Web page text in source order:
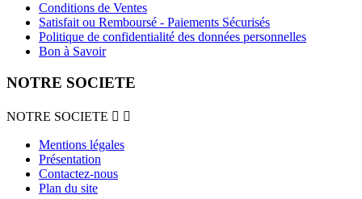
Conditions de Ventes
Satisfait ou Remboursé - Paiements Sécurisés
Politique de confidentialité des données personnelles
Bon à Savoir
NOTRE SOCIETE
NOTRE SOCIETE  
Mentions légales
Présentation
Contactez-nous
Plan du site